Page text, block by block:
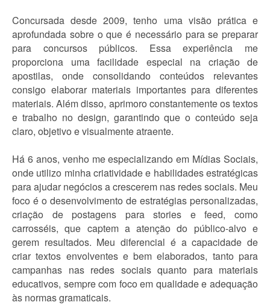
Concursada desde 2009, tenho uma visão prática e
aprofundada sobre o que é necessário para se preparar
para concursos públicos. Essa experiência me
proporciona uma facilidade especial na criação de
apostilas, onde consolidando conteúdos relevantes
consigo elaborar materiais importantes para diferentes
materiais. Além disso, aprimoro constantemente os textos
e trabalho no design, garantindo que o conteúdo seja
claro, objetivo e visualmente atraente.
Há 6 anos, venho me especializando em Mídias Sociais,
onde utilizo minha criatividade e habilidades estratégicas
para ajudar negócios a crescerem nas redes sociais. Meu
foco é o desenvolvimento de estratégias personalizadas,
criação de postagens para stories e feed, como
carrosséis, que captem a atenção do público-alvo e
gerem resultados. Meu diferencial é a capacidade de
criar textos envolventes e bem elaborados, tanto para
campanhas nas redes sociais quanto para materiais
educativos, sempre com foco em qualidade e adequação
às normas gramaticais.